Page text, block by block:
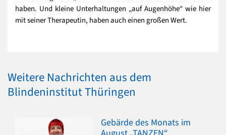
haben. Und kleine Unterhaltungen „auf Augenhöhe“ wie hier
mit seiner Therapeutin, haben auch einen großen Wert.
Weitere Nachrichten aus dem
Blindeninstitut Thüringen
Gebärde des Monats im